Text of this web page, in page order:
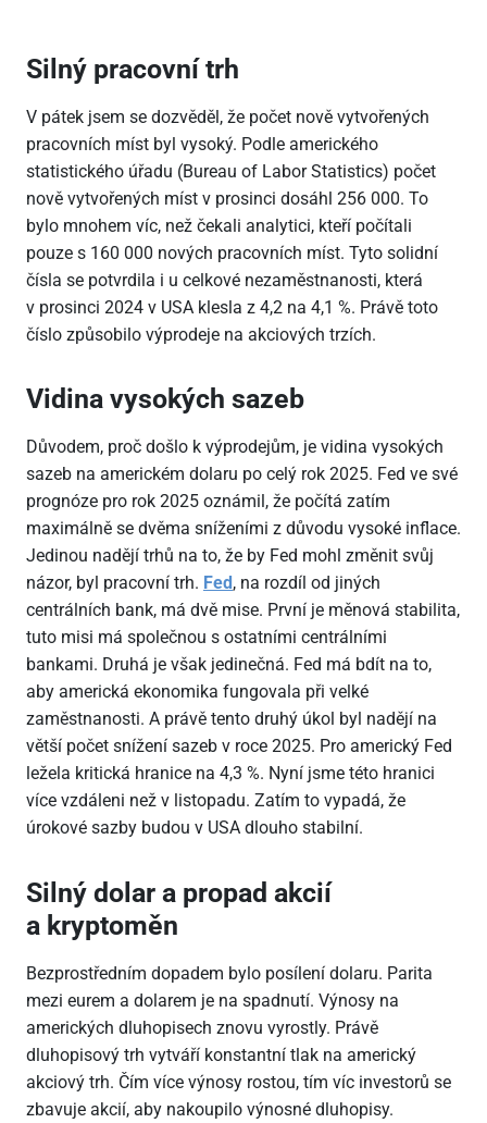
Silný pracovní trh
V pátek jsem se dozvěděl, že počet nově vytvořených
pracovních míst byl vysoký. Podle amerického
statistického úřadu (Bureau of Labor Statistics) počet
nově vytvořených míst v prosinci dosáhl 256 000. To
bylo mnohem víc, než čekali analytici, kteří počítali
pouze s 160 000 nových pracovních míst. Tyto solidní
čísla se potvrdila i u celkové nezaměstnanosti, která
v prosinci 2024 v USA klesla z 4,2 na 4,1 %. Právě toto
číslo způsobilo výprodeje na akciových trzích.
Vidina vysokých sazeb
Důvodem, proč došlo k výprodejům, je vidina vysokých
sazeb na americkém dolaru po celý rok 2025. Fed ve své
prognóze pro rok 2025 oznámil, že počítá zatím
maximálně se dvěma sníženími z důvodu vysoké inflace.
Jedinou nadějí trhů na to, že by Fed mohl změnit svůj
názor, byl pracovní trh. Fed , na rozdíl od jiných
centrálních bank, má dvě mise. První je měnová stabilita,
tuto misi má společnou s ostatními centrálními
bankami. Druhá je však jedinečná. Fed má bdít na to,
aby americká ekonomika fungovala při velké
zaměstnanosti. A právě tento druhý úkol byl nadějí na
větší počet snížení sazeb v roce 2025. Pro americký Fed
ležela kritická hranice na 4,3 %. Nyní jsme této hranici
více vzdáleni než v listopadu. Zatím to vypadá, že
úrokové sazby budou v USA dlouho stabilní.
Silný dolar a propad akcií
a kryptoměn
Bezprostředním dopadem bylo posílení dolaru. Parita
mezi eurem a dolarem je na spadnutí. Výnosy na
amerických dluhopisech znovu vyrostly. Právě
dluhopisový trh vytváří konstantní tlak na americký
akciový trh. Čím více výnosy rostou, tím víc investorů se
zbavuje akcií, aby nakoupilo výnosné dluhopisy.